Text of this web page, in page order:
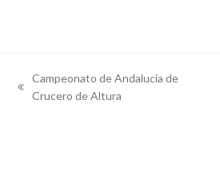
previous
Campeonato de Andalucía de
Crucero de Altura